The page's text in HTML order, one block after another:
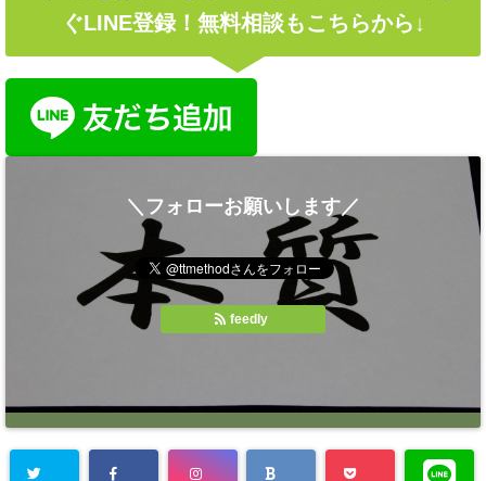
ぐLINE登録！無料相談もこちらから↓
＼フォローお願いします／
feedly